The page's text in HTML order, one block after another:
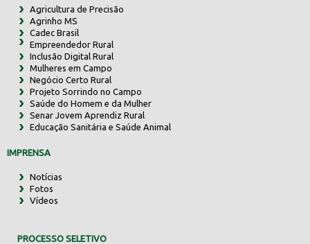
Agricultura de Precisão
Agrinho MS
Cadec Brasil
Empreendedor Rural
Inclusão Digital Rural
Mulheres em Campo
Negócio Certo Rural
Projeto Sorrindo no Campo
Saúde do Homem e da Mulher
Senar Jovem Aprendiz Rural
Educação Sanitária e Saúde Animal
IMPRENSA
Notícias
Fotos
Vídeos
PROCESSO SELETIVO